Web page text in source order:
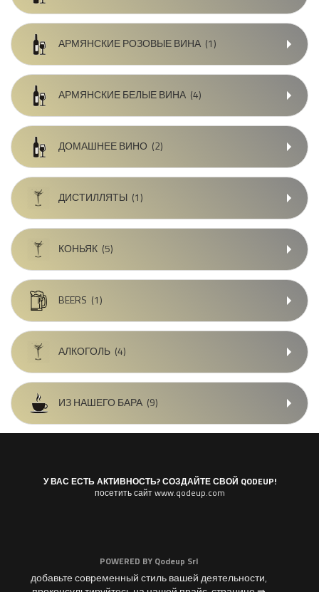
АРМЯНСКИЕ РОЗОВЫЕ ВИНА (1)
АРМЯНСКИЕ БЕЛЫЕ ВИНА (4)
ДОМАШНЕЕ ВИНО (2)
ДИСТИЛЛЯТЫ (1)
КОНЬЯК (5)
BEERS (1)
АЛКОГОЛЬ (4)
ИЗ НАШЕГО БАРА (9)
У ВАС ЕСТЬ АКТИВНОСТЬ? СОЗДАЙТЕ СВОЙ QODEUP!
посетить сайт www.qodeup.com
POWERED BY Qodeup Srl
добавьте современный стиль вашей деятельности,